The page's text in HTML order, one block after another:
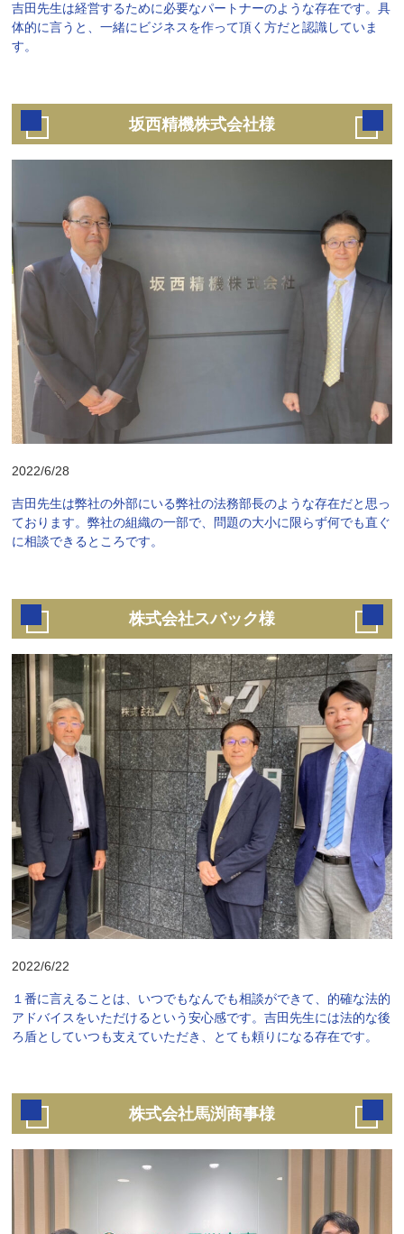
吉田先生は経営するために必要なパートナーのような存在です。具
体的に言うと、一緒にビジネスを作って頂く方だと認識していま
す。
坂西精機株式会社様
2022/6/28
吉田先生は弊社の外部にいる弊社の法務部長のような存在だと思っ
ております。弊社の組織の一部で、問題の大小に限らず何でも直ぐ
に相談できるところです。
株式会社スバック様
2022/6/22
１番に言えることは、いつでもなんでも相談ができて、的確な法的
アドバイスをいただけるという安心感です。吉田先生には法的な後
ろ盾としていつも支えていただき、とても頼りになる存在です。
株式会社馬渕商事様